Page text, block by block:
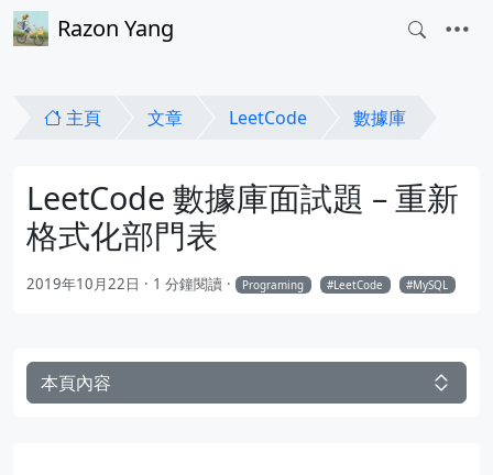
Razon Yang
主頁 文章 LeetCode 數據庫
LeetCode 數據庫面試題 – 重新
格式化部門表
2019年10月22日 1 分鐘閱讀 Programing LeetCode MySQL
本頁內容